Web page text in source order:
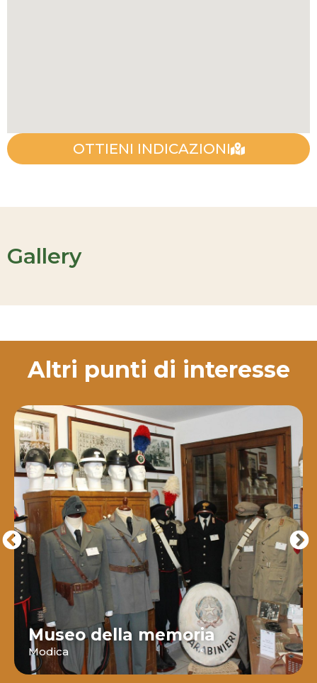
OTTIENI INDICAZIONI
Gallery
Altri punti di interesse
Museo della memoria
Modica